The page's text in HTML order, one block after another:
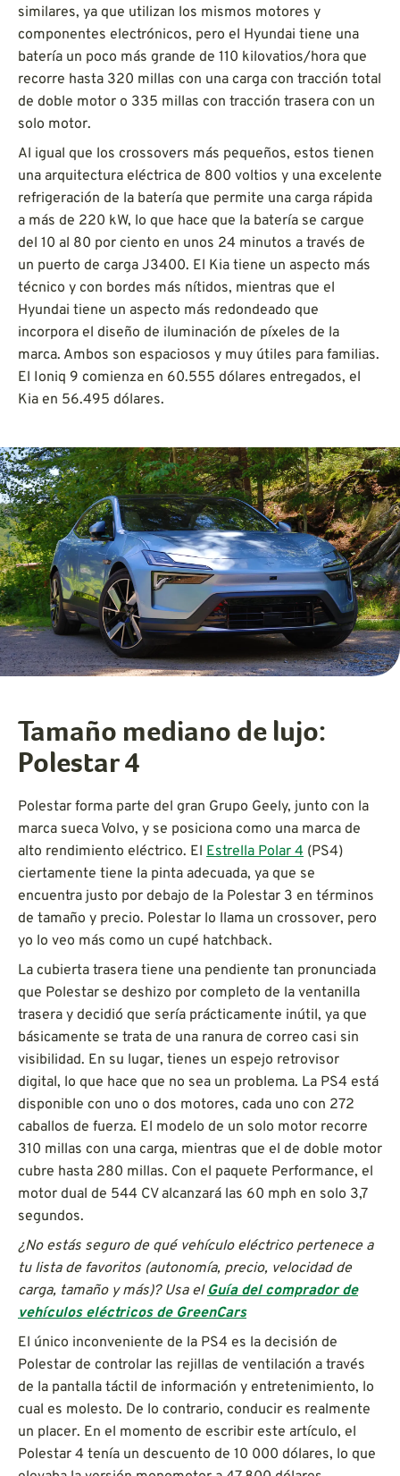
similares, ya que utilizan los mismos motores y
componentes electrónicos, pero el Hyundai tiene una
batería un poco más grande de 110 kilovatios/hora que
recorre hasta 320 millas con una carga con tracción total
de doble motor o 335 millas con tracción trasera con un
solo motor.
Al igual que los crossovers más pequeños, estos tienen
una arquitectura eléctrica de 800 voltios y una excelente
refrigeración de la batería que permite una carga rápida
a más de 220 kW, lo que hace que la batería se cargue
del 10 al 80 por ciento en unos 24 minutos a través de
un puerto de carga J3400. El Kia tiene un aspecto más
técnico y con bordes más nítidos, mientras que el
Hyundai tiene un aspecto más redondeado que
incorpora el diseño de iluminación de píxeles de la
marca. Ambos son espaciosos y muy útiles para familias.
El Ioniq 9 comienza en 60.555 dólares entregados, el
Kia en 56.495 dólares.
Tamaño mediano de lujo:
Polestar 4
Polestar forma parte del gran Grupo Geely, junto con la
marca sueca Volvo, y se posiciona como una marca de
alto rendimiento eléctrico. El Estrella Polar 4 (PS4)
ciertamente tiene la pinta adecuada, ya que se
encuentra justo por debajo de la Polestar 3 en términos
de tamaño y precio. Polestar lo llama un crossover, pero
yo lo veo más como un cupé hatchback.
La cubierta trasera tiene una pendiente tan pronunciada
que Polestar se deshizo por completo de la ventanilla
trasera y decidió que sería prácticamente inútil, ya que
básicamente se trata de una ranura de correo casi sin
visibilidad. En su lugar, tienes un espejo retrovisor
digital, lo que hace que no sea un problema. La PS4 está
disponible con uno o dos motores, cada uno con 272
caballos de fuerza. El modelo de un solo motor recorre
310 millas con una carga, mientras que el de doble motor
cubre hasta 280 millas. Con el paquete Performance, el
motor dual de 544 CV alcanzará las 60 mph en solo 3,7
segundos.
¿No estás seguro de qué vehículo eléctrico pertenece a
tu lista de favoritos (autonomía, precio, velocidad de
carga, tamaño y más)? Usa el Guía del comprador de
vehículos eléctricos de GreenCars
El único inconveniente de la PS4 es la decisión de
Polestar de controlar las rejillas de ventilación a través
de la pantalla táctil de información y entretenimiento, lo
cual es molesto. De lo contrario, conducir es realmente
un placer. En el momento de escribir este artículo, el
Polestar 4 tenía un descuento de 10 000 dólares, lo que